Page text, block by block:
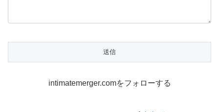
intimatemerger.comをフォローする